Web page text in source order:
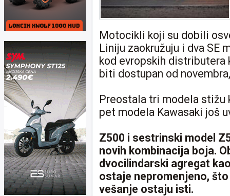
Motocikli koji su dobili
Liniju zaokružuju i dva SE
kod evropskih distributera
biti dostupan od
Preostala tri modela stižu
pet modela Kawasaki još
Z500 i sestrinski model
novih kombinacija boja.
dvocilindarski agregat
ostaje nepromenjeno,
vešanje ostaju isti.